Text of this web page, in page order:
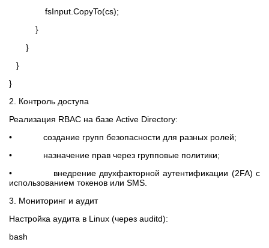
fsInput.CopyTo(cs);
}
}
}
}
2. Контроль доступа
Реализация RBAC на базе Active Directory:
• создание групп безопасности для разных ролей;
• назначение прав через групповые политики;
• внедрение двухфакторной аутентификации (2FA) с
использованием токенов или SMS.
3. Мониторинг и аудит
Настройка аудита в Linux (через auditd):
bash